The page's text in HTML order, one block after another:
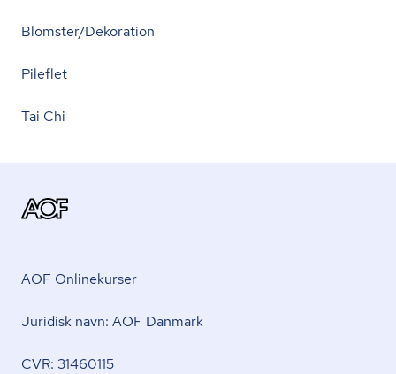
Blomster/Dekoration
Pileflet
Tai Chi
AOF Onlinekurser
Juridisk navn: AOF Danmark
CVR: 31460115